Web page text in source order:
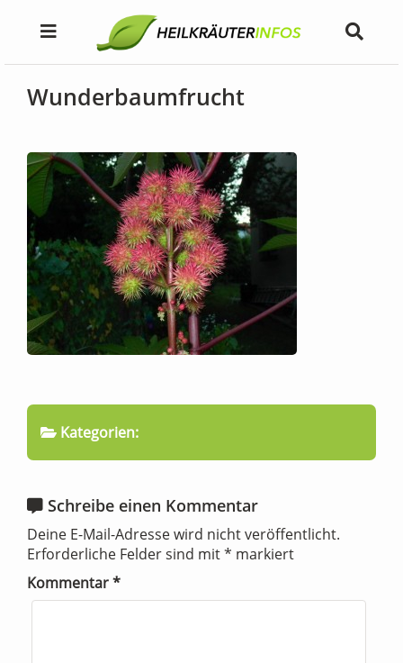
Wunderbaumfrucht
Kategorien:
Schreibe einen Kommentar
Deine E-Mail-Adresse wird nicht veröffentlicht.
Erforderliche Felder sind mit* markiert
Kommentar*